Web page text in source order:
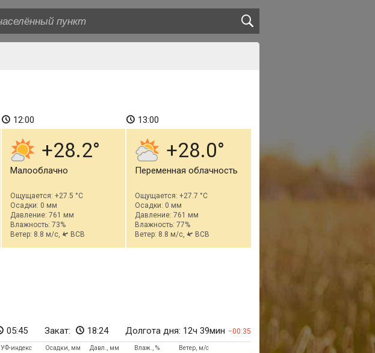
12:00
+28.2
Малооблачно
Ощущается: +27.5 °C
Осадки: 0 мм
Давление: 761 мм
Влажность: 73%
Ветер: 8.8 м/с,
ВСВ
13:00
+28.0
Переменная облачность
Ощущается: +27.7 °C
Осадки: 0 мм
Давление: 761 мм
Влажность: 77%
Ветер: 8.8 м/с,
ВСВ
05:45 Закат: 18:24 Долгота дня: 12ч 39мин 00:35
УФ-индекс Осадки, мм Давл., мм Влаж., % Ветер, м/с